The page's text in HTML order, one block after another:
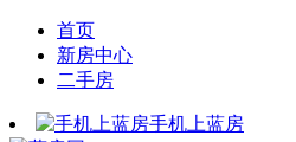
首页
新房中心
二手房
手机上蓝房